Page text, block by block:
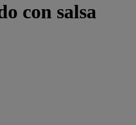
con salsa